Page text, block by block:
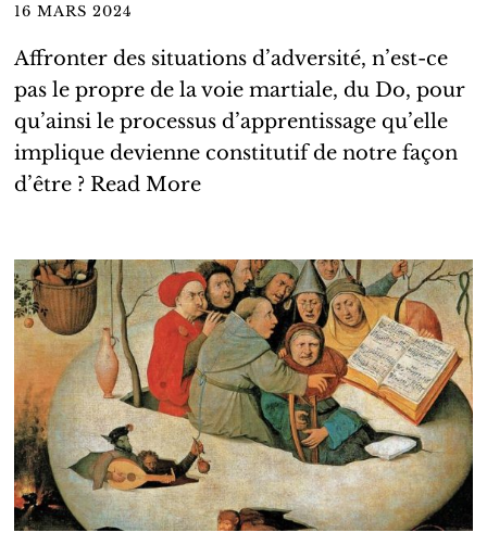
16 MARS 2024
Affronter des situations d’adversité, n’est-ce
pas le propre de la voie martiale, du Do, pour
qu’ainsi le processus d’apprentissage qu’elle
implique devienne constitutif de notre façon
d’être ?Read More